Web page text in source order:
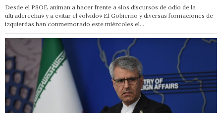
Desde el PSOE animan a hacer frente a «los discursos de odio de la
ultraderecha» y a evitar el «olvido» El Gobierno y diversas formaciones de
izquierdas han conmemorado este miércoles el…